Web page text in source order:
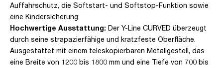
Auffahrschutz, die Softstart- und Softstop-Funktion sowie
eine Kindersicherung.
Hochwertige Ausstattung: Der Y-Line CURVED überzeugt
durch seine strapazierfähige und kratzfeste Oberfläche.
Ausgestattet mit einem teleskopierbaren Metallgestell, das
eine Breite von 1200 bis 1800 mm und eine Tiefe von 700 bis